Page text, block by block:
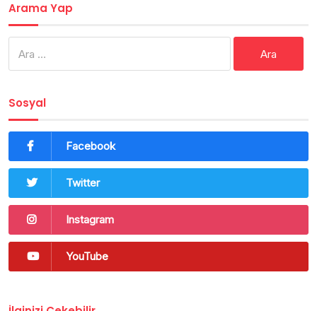
Arama Yap
Sosyal
Facebook
Twitter
Instagram
YouTube